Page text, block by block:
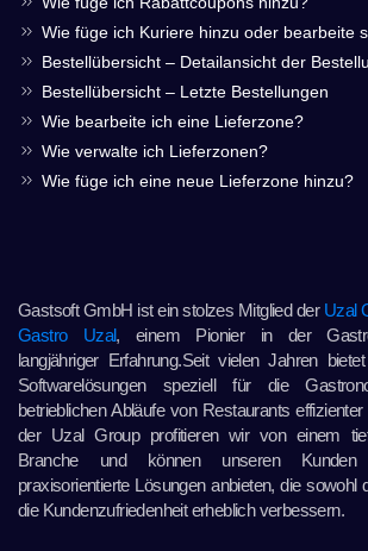
Wie füge ich Kuriere hinzu oder bearbeite
Bestellübersicht – Detailansicht der
Bestellübersicht – Letzte Bestellungen
Wie bearbeite ich eine Lieferzone?
Wie verwalte ich Lieferzonen?
Wie füge ich eine neue Lieferzone hinzu?
Gastsoft GmbH ist ein stolzes Mitglied der Uzal
Gastro Uzal, einem Pionier in der
langjähriger Erfahrung.Seit vielen Jahren
Softwarelösungen speziell für die
betrieblichen Abläufe von Restaurants
der Uzal Group profitieren wir von einem
Branche und können unseren Kunden
praxisorientierte Lösungen anbieten, die sowohl
die Kundenzufriedenheit erheblich verbessern.